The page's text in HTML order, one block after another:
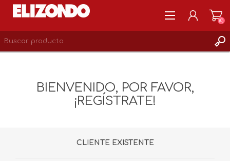
LISTA DE DESEOS 0
(0)
BIENVENIDO, POR FAVOR,
¡REGÍSTRATE!
CLIENTE EXISTENTE